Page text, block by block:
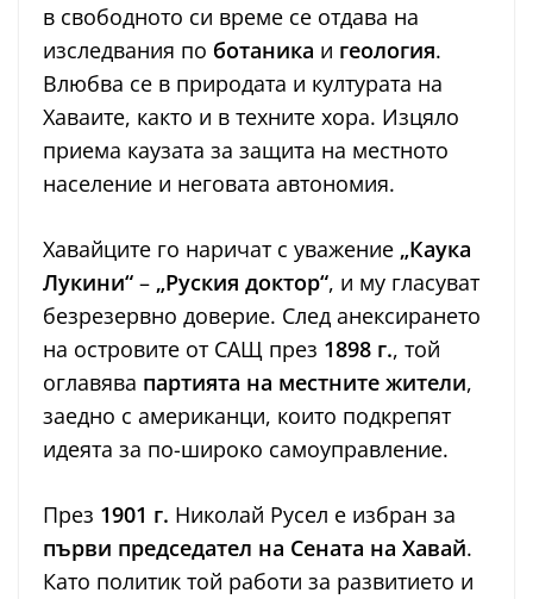
в свободното си време се отдава на
изследвания по ботаника и геология.
Влюбва се в природата и културата на
Хаваите, както и в техните хора. Изцяло
приема каузата за защита на местното
население и неговата автономия.
Хавайците го наричат с уважение „Каука
Лукини“ – „Руския доктор“, и му гласуват
безрезервно доверие. След анексирането
на островите от САЩ през 1898 г., той
оглавява партията на местните жители,
заедно с американци, които подкрепят
идеята за по-широко самоуправление.
През 1901 г. Николай Русел е избран за
първи председател на Сената на Хавай.
Като политик той работи за развитието и